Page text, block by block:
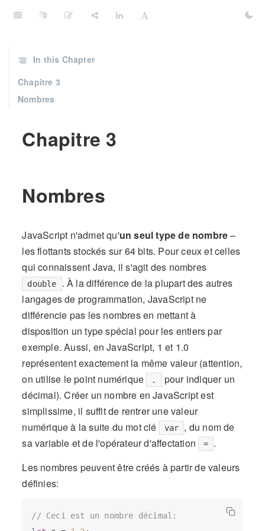
Chapitre 3
Nombres
JavaScript n'admet qu'un seul type de nombre–
les flottants stockés sur 64 bits. Pour ceux et celles
qui connaissent Java, il s'agit des nombres
double
. À la différence de la plupart des autres
langages de programmation, JavaScript ne
différencie pas les nombres en mettant à
disposition un type spécial pour les entiers par
exemple. Aussi, en JavaScript, 1 et 1.0
représentent exactement la même valeur (attention,
on utilise le point numérique
.
pour indiquer un
décimal). Créer un nombre en JavaScript est
simplissime, il suffit de rentrer une valeur
numérique à la suite du mot clé
var
, du nom de
sa variable et de l'opérateur d'affectation
=
.
Les nombres peuvent être créés à partir de valeurs
définies:
// Ceci est un nombre décimal:
In this Chapter
Chapitre 3
Nombres